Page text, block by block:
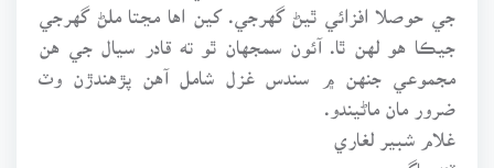
جي حوصلا افزائي ٿيڻ گهرجي. کين اها مڃتا ملڻ گهرجي
جيڪا هو لهن ٿا. آئون سمجهان ٿو ته قادر سيال جي هن
مجموعي جنهن ۾ سندس غزل شامل آهن پڙهندڙن وٽ
ضرور مان ماڻيندو.
غلام شبير لغاري
ٽنڊوباگو